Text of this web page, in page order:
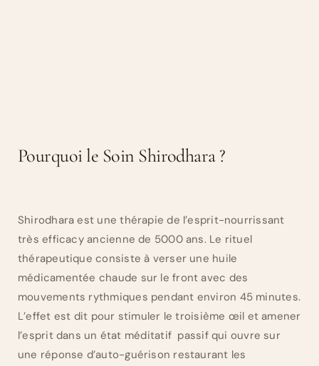
Pourquoi le Soin Shirodhara ?
Shirodhara est une thérapie de l’esprit-nourrissant
très efficacy ancienne de 5000 ans. Le rituel
thérapeutique consiste à verser une huile
médicamentée chaude sur le front avec des
mouvements rythmiques pendant environ 45 minutes.
L’effet est dit pour stimuler le troisième œil et amener
l’esprit dans un état méditatif passif qui ouvre sur
une réponse d’auto-guérison restaurant les